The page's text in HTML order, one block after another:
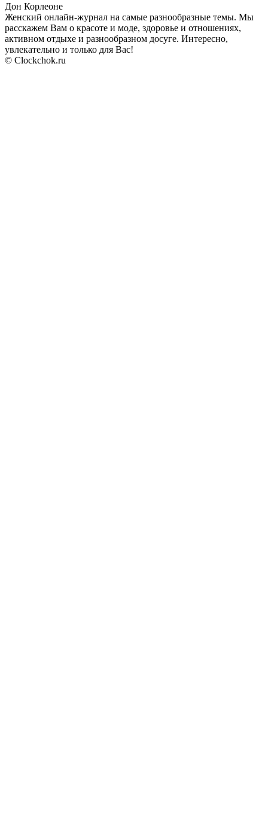
Дон Корлеоне
Женский онлайн-журнал на самые разнообразные темы. Мы
расскажем Вам о красоте и моде, здоровье и отношениях,
активном отдыхе и разнообразном досуге. Интересно,
увлекательно и только для Вас!
© Clockchok.ru